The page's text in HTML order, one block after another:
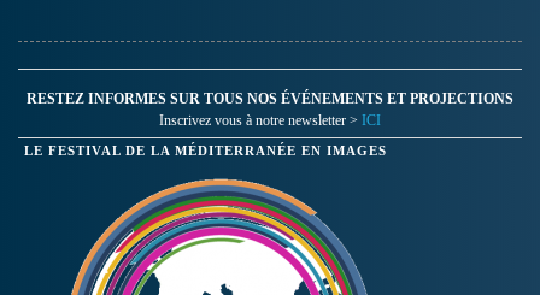
RESTEZ INFORMES SUR TOUS NOS ÉVÉNEMENTS ET PROJECTIONS
Inscrivez vous à notre newsletter > ICI
LE FESTIVAL DE LA MÉDITERRANÉE EN IMAGES